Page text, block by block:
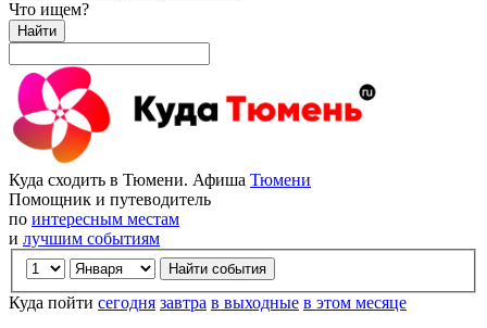
Что ищем?
Найти
Куда сходить в Тюмени. Афиша Тюмени
Помощник и путеводитель
по интересным местам
и лучшим событиям
Куда пойти сегодня завтра в выходные в этом месяце